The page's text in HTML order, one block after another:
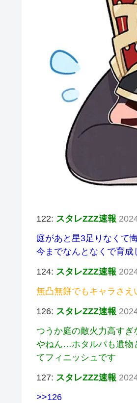
122: スタレZZZ速報
庭があと星3足りなくて
今までなんとなくで育
124: スタレZZZ速報
無凸無餅でもキャラさえ
126: スタレZZZ速報
つうか庭の敵火力高す
やねん…ホタルパも遺物
てフィニッシュです
127: スタレZZZ速報
>>126